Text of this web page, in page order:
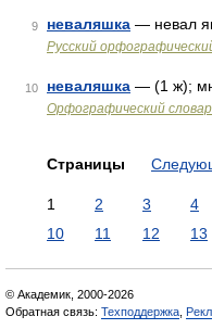
9 неваляшка — невал
Русский
10 неваляшка — (1 ж);
Орфографический
Страницы
1 2 3 4
10
11 12 13
© Академик, 2000-2026
Обратная связь: Техподдержка